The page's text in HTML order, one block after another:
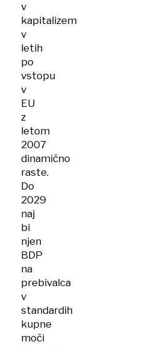
v
kapitalizem
v
letih
po
vstopu
v
EU
z
letom
2007
dinamično
raste.
Do
2029
naj
bi
njen
BDP
na
prebivalca
v
standardih
kupne
moči